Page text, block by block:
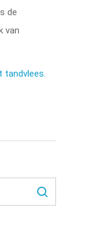
de
van
tandvlees.